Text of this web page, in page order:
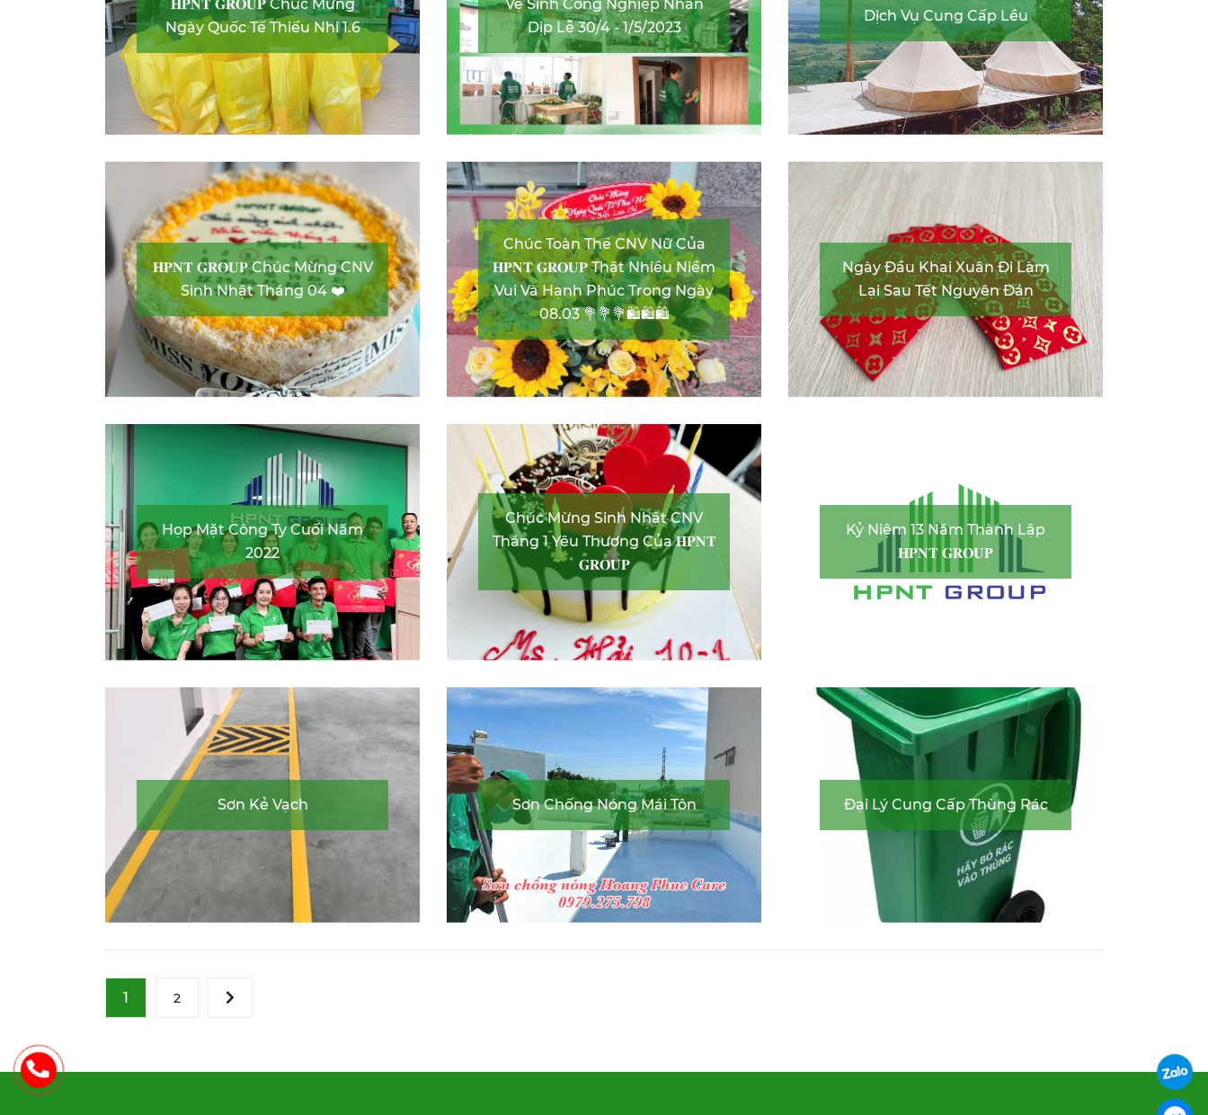
𝐇𝐏𝐍𝐓 𝐆𝐑𝐎𝐔𝐏 Chúc Mừng
Ngày Quốc Tế Thiếu Nhi 1.6
Vệ Sinh Công Nghiệp Nhân
Dịp Lễ 30/4 - 1/5/2023
Dịch Vụ Cung Cấp Lều
𝐇𝐏𝐍𝐓 𝐆𝐑𝐎𝐔𝐏 Chúc Mừng CNV
Sinh Nhật Tháng 04 ❤️
Chúc Toàn Thể CNV Nữ Của
𝐇𝐏𝐍𝐓 𝐆𝐑𝐎𝐔𝐏 Thật Nhiều Niềm
Vui Và Hạnh Phúc Trong Ngày
08.03 💐💐💐🛍️🛍️🛍️
Ngày Đầu Khai Xuân Đi Làm
Lại Sau Tết Nguyên Đán
Họp Mặt Công Ty Cuối Năm
2022
Chúc Mừng Sinh Nhật CNV
Tháng 1 Yêu Thương Của 𝐇𝐏𝐍𝐓
𝐆𝐑𝐎𝐔𝐏
Kỷ Niệm 13 Năm Thành Lập
𝐇𝐏𝐍𝐓 𝐆𝐑𝐎𝐔𝐏
Sơn Kẻ Vạch Sơn Chống Nóng Mái Tôn Đại Lý Cung Cấp Thùng Rác
1 2